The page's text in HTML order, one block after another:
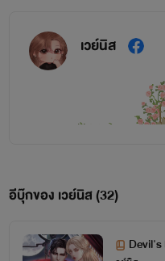
เวย์นิส
ห้ามคัดลอกเนื้อหา
อีบุ๊กของ เวย์นิส (32)